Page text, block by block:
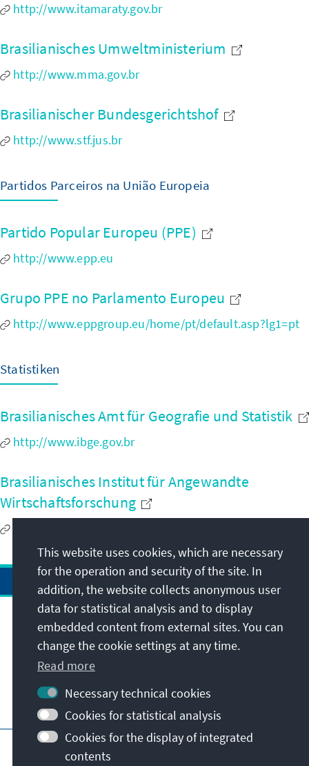
http://www.itamaraty.gov.br
Brasilianisches Umweltministerium
http://www.mma.gov.br
Brasilianischer Bundesgerichtshof
http://www.stf.jus.br
Partidos Parceiros na União Europeia
Partido Popular Europeu (PPE)
http://www.epp.eu
Grupo PPE no Parlamento Europeu
http://www.eppgroup.eu/home/pt/default.asp?lg1=pt
Statistiken
Brasilianisches Amt für Geografie und Statistik
http://www.ibge.gov.br
Brasilianisches Institut für Angewandte
Wirtschaftsforschung
Address
Contact
Visit also
Main page of KAS Imprint
Data protection
Terms of use
This website uses cookies, which are necessary
for the operation and security of the site. In
addition, the website collects anonymous user
data for statistical analysis and to display
embedded content from external sites. You can
change the cookie settings at any time.
Read more
Necessary technical cookies
Cookies for statistical analysis
Cookies for the display of integrated
contents